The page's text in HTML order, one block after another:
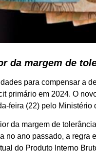
da margem de
para compensar a
primário em 2024. O
feira (22) pelo Ministério
da margem de
no ano passado, a regra
do Produto Interno